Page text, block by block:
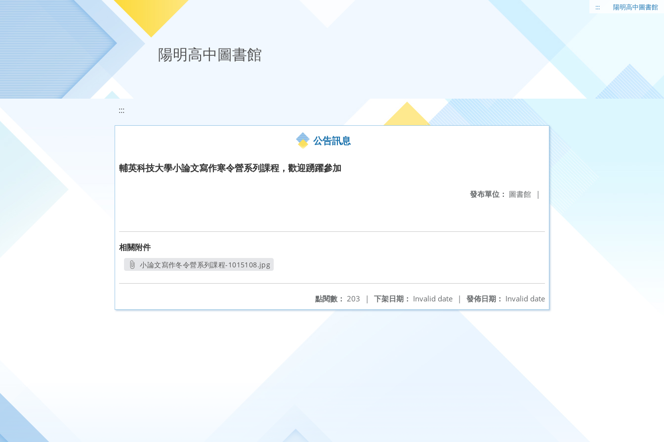
移至網頁之主要內容區位置 ::: 陽明高中圖書館
陽明高中圖書館
:::
公告訊息
輔英科技大學小論文寫作寒令營系列課程，歡迎踴躍參加
發布單位： 圖書館 |
相關附件
小論文寫作冬令營系列課程-1015108.jpg
發佈日期： Invalid date
下架日期： Invalid date |
點閱數： 203 |